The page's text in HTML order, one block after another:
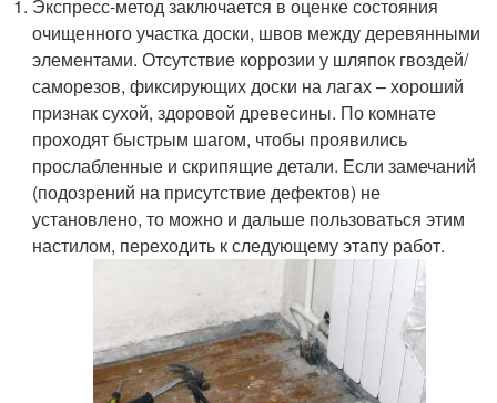
Экспресс-метод заключается в оценке состояния
очищенного участка доски, швов между деревянными
элементами. Отсутствие коррозии у шляпок гвоздей/
саморезов, фиксирующих доски на лагах – хороший
признак сухой, здоровой древесины. По комнате
проходят быстрым шагом, чтобы проявились
прослабленные и скрипящие детали. Если замечаний
(подозрений на присутствие дефектов) не
установлено, то можно и дальше пользоваться этим
настилом, переходить к следующему этапу работ.